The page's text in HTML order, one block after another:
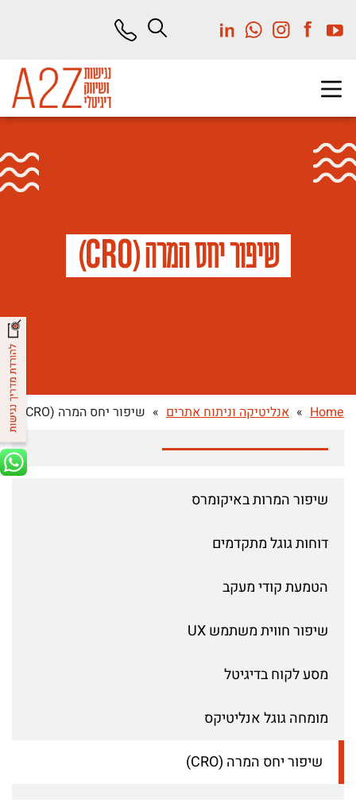
שיפור יחס המרה ( CRO
)
Home
» אנליטיקה וניתוח אתרים » שיפור יחס המרה (CRO)
שיפור המרות באיקומרס
דוחות גוגל מתקדמים
הטמעת קודי מעקב
שיפור חווית משתמש UX
מסע לקוח בדיגיטל
מומחה גוגל אנליטיקס
שיפור יחס המרה (CRO)